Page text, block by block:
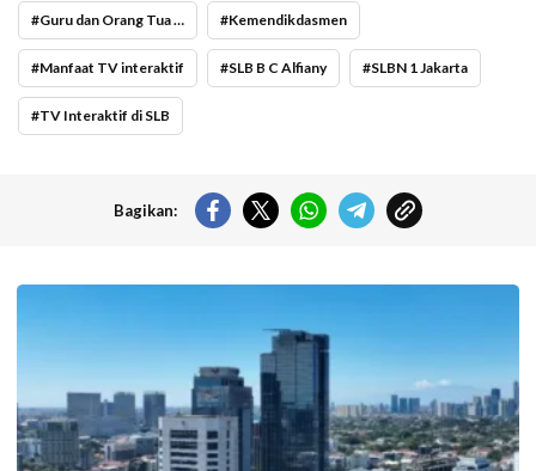
Guru dan Orang Tua Rasakan Manfaat TV Interaktif Kemendikdasmen
Manfaat TV interaktif SLB B C Alfiany SLBN 1 Jakarta
TV Interaktif di SLB
Bagikan: